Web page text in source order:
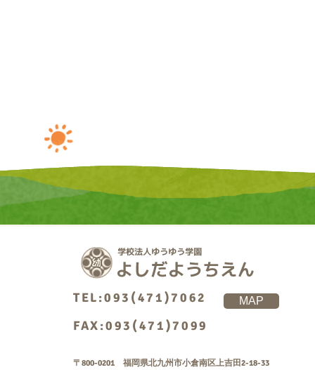
TEL:093(471)7062
FAX:093(471)7099
MAP
〒800-0201 福岡県北九州市小倉南区上吉田2-18-33